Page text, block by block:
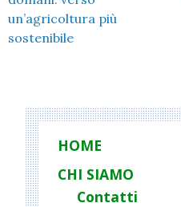
un’agricoltura più
sostenibile
HOME
CHI SIAMO
Contatti